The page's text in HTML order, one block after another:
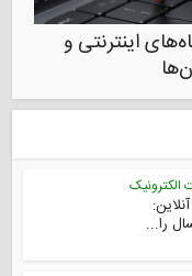
اینترنتی و
الکترونیک
را...